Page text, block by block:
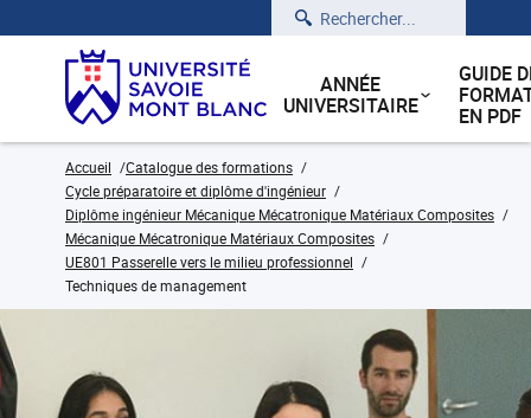
Rechercher
ANNÉE
UNIVERSITAIRE
GUIDE
EN PDF
Accueil
Catalogue des formations
Cycle préparatoire et diplôme d'ingénieur
Diplôme ingénieur Mécanique Mécatronique Matériaux Composites
Mécanique Mécatronique Matériaux Composites
UE801 Passerelle vers le milieu professionnel
Techniques de management